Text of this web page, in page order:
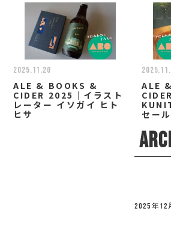
2025.11.20
ALE & BOOKS &
CIDER 2025｜イラスト
レーター イソガイ ヒト
ヒサ
ALE
セー
2025年12